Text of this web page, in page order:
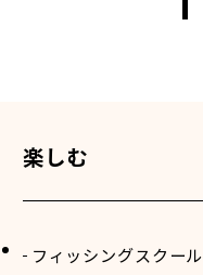
楽しむ
フィッシングスクール